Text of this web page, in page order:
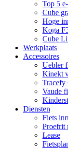
Top 5
Cube
Hoge
Koga
Cube
Werkplaats
Accessoires
Uebler
Kinekt
Tracefy
Vaude
Diensten
Fiets
Proefrit
Lease